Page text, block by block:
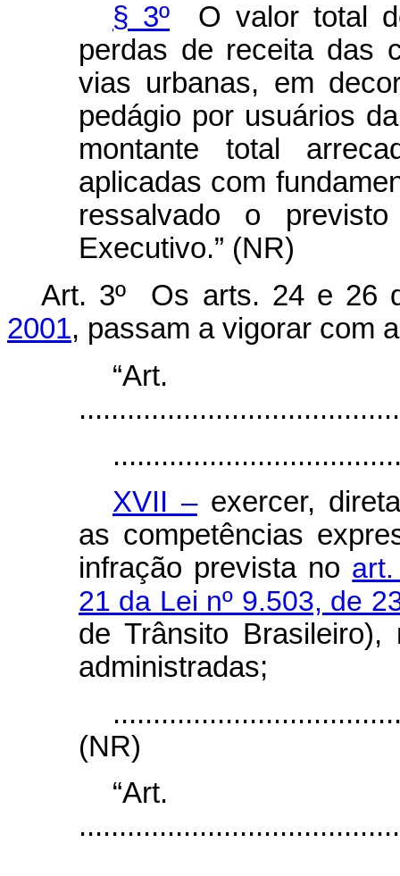
§ 3º O valor total
perdas de receita das
vias urbanas, em
pedágio por usuários
montante total
aplicadas com
ressalvado o
Executivo.” (NR)
Art. 3º Os arts. 24 e 26
2001, passam a vigorar com
XVII – exercer,
as competências
infração prevista no
21 da Lei nº 9.503, de
de Trânsito
administradas;
(NR)